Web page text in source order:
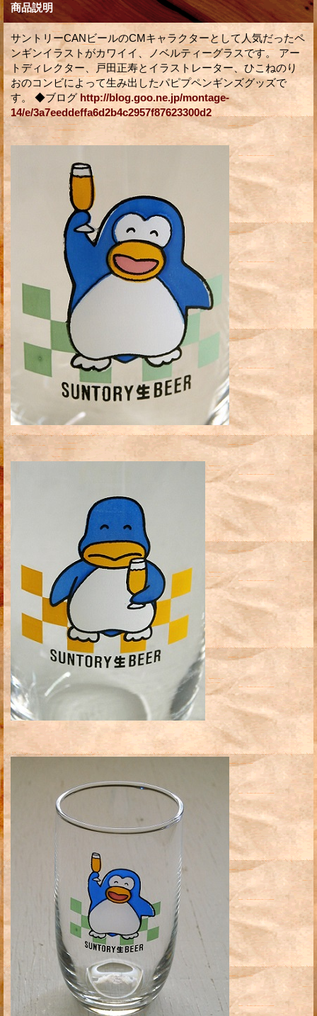
商品説明
サントリーCANビールのCMキャラクターとして人気だったペ
ンギンイラストがカワイイ、ノベルティーグラスです。 アー
トディレクター、戸田正寿とイラストレーター、ひこねのり
おのコンビによって生み出したパピプペンギンズグッズで
す。 ◆ブログ http://blog.goo.ne.jp/montage-
14/e/3a7eeddeffa6d2b4c2957f87623300d2